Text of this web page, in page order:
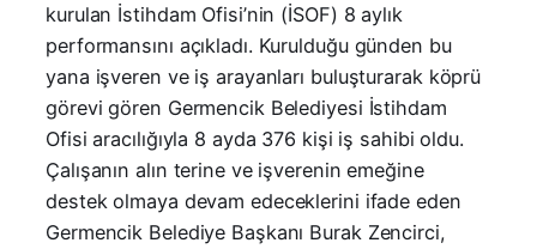
kurulan İstihdam Ofisi’nin (İSOF) 8 aylık
performansını açıkladı. Kurulduğu günden bu
yana işveren ve iş arayanları buluşturarak köprü
görevi gören Germencik Belediyesi İstihdam
Ofisi aracılığıyla 8 ayda 376 kişi iş sahibi oldu.
Çalışanın alın terine ve işverenin emeğine
destek olmaya devam edeceklerini ifade eden
Germencik Belediye Başkanı Burak Zencirci,